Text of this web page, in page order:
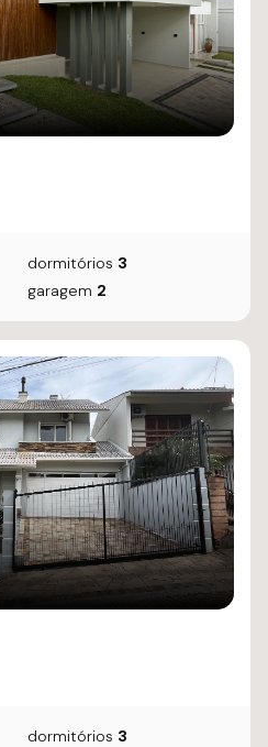
dormitórios 3
garagem 2
dormitórios 3